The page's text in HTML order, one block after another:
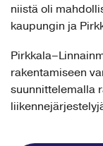
niistä oli
kaupungin ja
rakentamiseen
suunnittelemalla